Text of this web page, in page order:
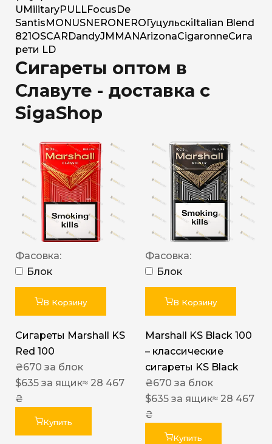
U MilitaryPULLFocus De
Santis MONUSNERO NERO Гуцульскі Italian Blend
821 OSCAR DandyJM MANArizonaCigaronneСига
рети LD
Сигареты оптом в
Славуте - доставка с
SigaShop
Фасовка:
Блок
В Корзину
Сигареты Marshall KS
Red 100
₴670 за блок
$635 за ящик≈ 28 467
₴
Купить
Фасовка:
Блок
В Корзину
Marshall KS Black 100
– классические
сигареты KS Black
₴670 за блок
$635 за ящик≈ 28 467
₴
Купить